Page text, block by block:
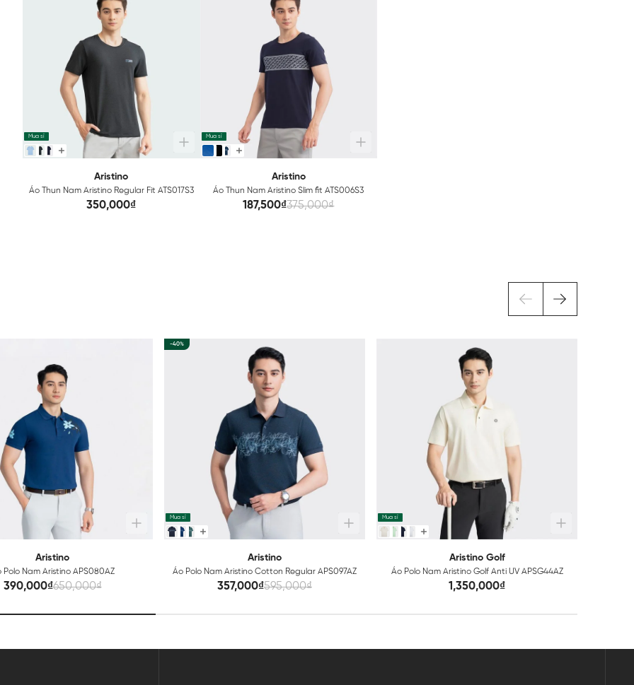
Mua sỉ
Aristino
Áo Thun Nam Aristino Regular Fit ATS017S3
350,000₫
Mua sỉ
Aristino
Áo Thun Nam Aristino Slim fit ATS006S3
187,500₫375,000₫
Aristino
Polo Nam Aristino APS080AZ
390,000₫650,000₫
-40%
Mua sỉ
Aristino
Áo Polo Nam Aristino Cotton Regular APS097AZ
357,000₫595,000₫
Mua sỉ
Aristino Golf
Áo Polo Nam Aristino Golf Anti UV APSG44AZ
1,350,000₫